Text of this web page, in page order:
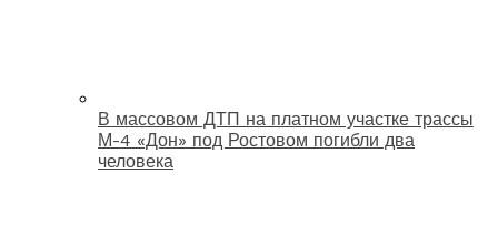
В массовом ДТП на платном участке трассы
М-4 «Дон» под Ростовом погибли два
человека